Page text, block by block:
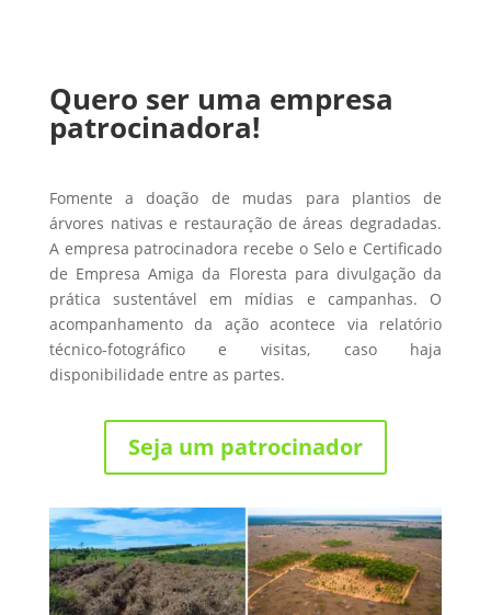
Quero ser uma empresa
patrocinadora!
Fomente a doação de mudas para plantios de
árvores nativas e restauração de áreas degradadas.
A empresa patrocinadora recebe o Selo e Certificado
de Empresa Amiga da Floresta para divulgação da
prática sustentável em mídias e campanhas. O
acompanhamento da ação acontece via relatório
técnico-fotográfico e visitas, caso haja
disponibilidade entre as partes.
Seja um patrocinador